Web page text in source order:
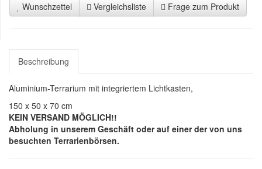
Wunschzettel Vergleichsliste Frage zum Produkt
Beschreibung
Aluminium-Terrarium mit integriertem Lichtkasten,
150 x 50 x 70 cm
KEIN VERSAND MÖGLICH!!
Abholung in unserem Geschäft oder auf einer der von uns
besuchten Terrarienbörsen.